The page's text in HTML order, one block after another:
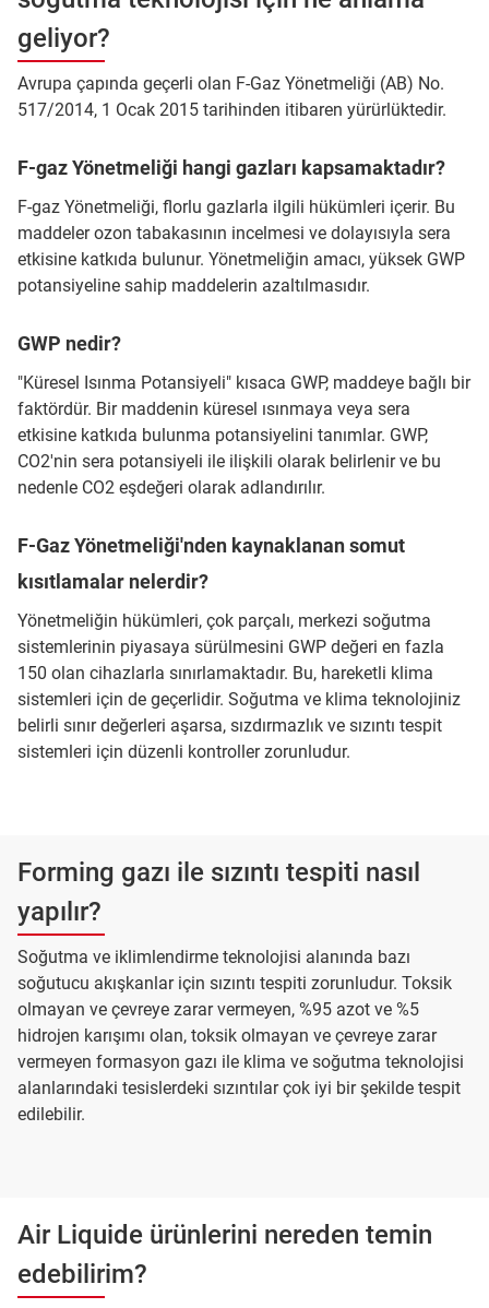
geliyor?
Avrupa çapında geçerli olan F-Gaz Yönetmeliği (AB) No.
517/2014, 1 Ocak 2015 tarihinden itibaren yürürlüktedir.
F-gaz Yönetmeliği hangi gazları kapsamaktadır?
F-gaz Yönetmeliği, florlu gazlarla ilgili hükümleri içerir. Bu
maddeler ozon tabakasının incelmesi ve dolayısıyla sera
etkisine katkıda bulunur. Yönetmeliğin amacı, yüksek GWP
potansiyeline sahip maddelerin azaltılmasıdır.
GWP nedir?
"Küresel Isınma Potansiyeli" kısaca GWP, maddeye bağlı bir
faktördür. Bir maddenin küresel ısınmaya veya sera
etkisine katkıda bulunma potansiyelini tanımlar. GWP,
CO2'nin sera potansiyeli ile ilişkili olarak belirlenir ve bu
nedenle CO2 eşdeğeri olarak adlandırılır.
F-Gaz Yönetmeliği'nden kaynaklanan somut
kısıtlamalar nelerdir?
Yönetmeliğin hükümleri, çok parçalı, merkezi soğutma
sistemlerinin piyasaya sürülmesini GWP değeri en fazla
150 olan cihazlarla sınırlamaktadır. Bu, hareketli klima
sistemleri için de geçerlidir. Soğutma ve klima teknolojiniz
belirli sınır değerleri aşarsa, sızdırmazlık ve sızıntı tespit
sistemleri için düzenli kontroller zorunludur.
Forming gazı ile sızıntı tespiti nasıl
yapılır?
Soğutma ve iklimlendirme teknolojisi alanında bazı
soğutucu akışkanlar için sızıntı tespiti zorunludur. Toksik
olmayan ve çevreye zarar vermeyen, %95 azot ve %5
hidrojen karışımı olan, toksik olmayan ve çevreye zarar
vermeyen formasyon gazı ile klima ve soğutma teknolojisi
alanlarındaki tesislerdeki sızıntılar çok iyi bir şekilde tespit
edilebilir.
Air Liquide ürünlerini nereden temin
edebilirim?